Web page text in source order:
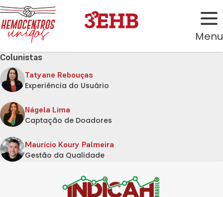
Menu
Colunistas
Tatyane Rebouças
Experiência do Usuário
Nágela Lima
Captação de Doadores
Maurício Koury Palmeira
Gestão da Qualidade